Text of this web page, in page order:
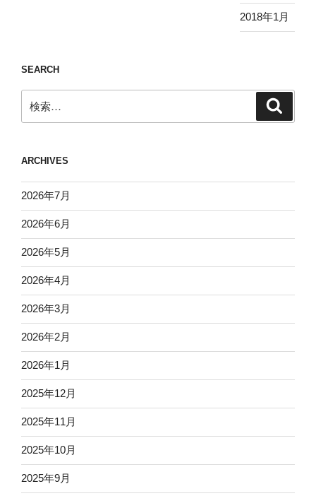
2018年1月
SEARCH
索:
ARCHIVES
2026年7月
2026年6月
2026年5月
2026年4月
2026年3月
2026年2月
2026年1月
2025年12月
2025年11月
2025年10月
2025年9月